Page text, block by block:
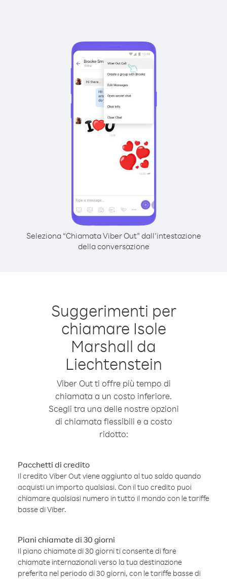
Seleziona “Chiamata Viber Out” dall’intestazione
della conversazione
Suggerimenti per
chiamare Isole
Marshall da
Liechtenstein
Viber Out ti offre più tempo di
chiamata a un costo inferiore.
Scegli tra una delle nostre opzioni
di chiamata flessibili e a costo
ridotto:
Pacchetti di credito
Il credito Viber Out viene aggiunto al tuo saldo quando
acquisti un importo qualsiasi. Con il tuo credito puoi
chiamare qualsiasi numero in tutto il mondo con le tariffe
basse di Viber.
Piani chiamate di 30 giorni
Il piano chiamate di 30 giorni ti consente di fare
chiamate internazionali verso la tua destinazione
preferita nel periodo di 30 giorni, con le tariffe basse di